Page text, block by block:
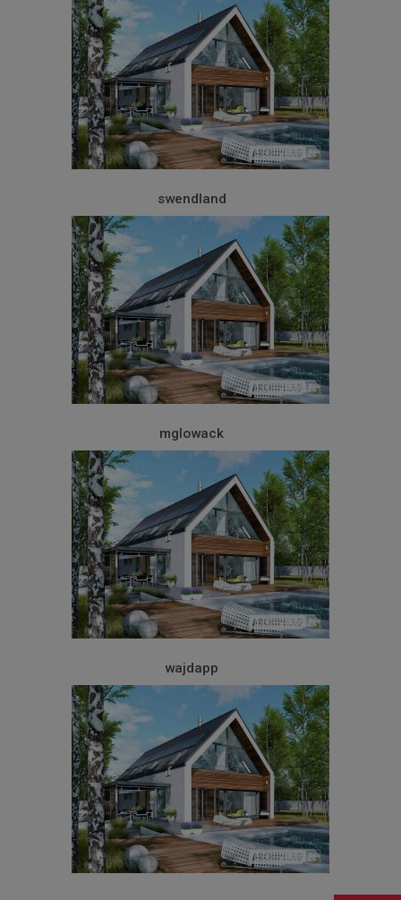
swendland
mglowack
wajdapp